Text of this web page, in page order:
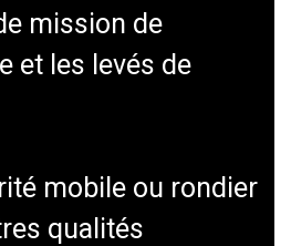
mission de
et les levés de
mobile ou rondier
qualités